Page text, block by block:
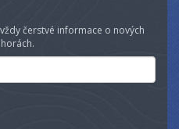
čerstvé informace o nových